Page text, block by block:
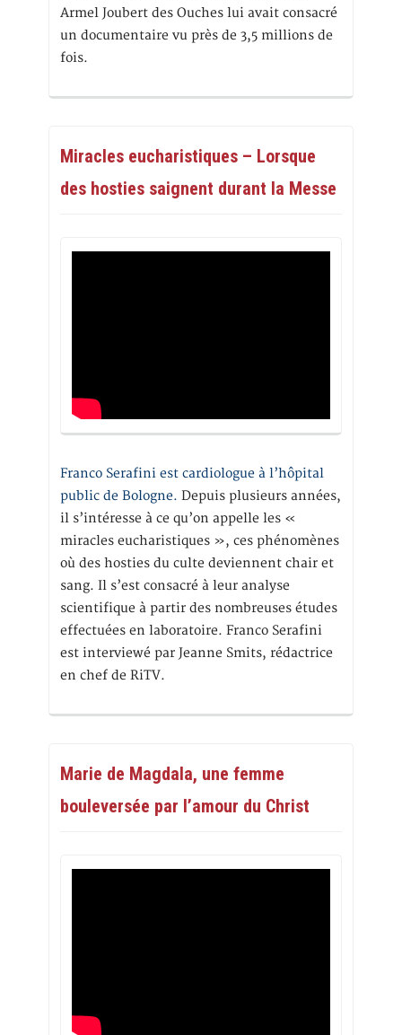
Armel Joubert des Ouches lui avait consacré
un documentaire vu près de 3,5 millions de
fois.
Miracles eucharistiques – Lorsque
des hosties saignent durant la Messe
Franco Serafini est cardiologue à l’hôpital
public de Bologne. Depuis plusieurs années,
il s’intéresse à ce qu’on appelle les «
miracles eucharistiques », ces phénomènes
où des hosties du culte deviennent chair et
sang. Il s’est consacré à leur analyse
scientifique à partir des nombreuses études
effectuées en laboratoire. Franco Serafini
est interviewé par Jeanne Smits, rédactrice
en chef de RiTV.
Marie de Magdala, une femme
bouleversée par l’amour du Christ